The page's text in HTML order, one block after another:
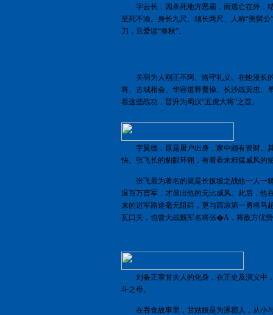
字云长，因杀死地方恶霸，而逃亡在外，
至死不渝。身长九尺、须长两尺、人称“美髯
刀，且爱读“春秋”。
关羽为人刚正不阿、恪守礼义。在他漫长
将、古城相会、华容道释曹操、长沙战黄忠、
着这些战功，晋升为蜀汉“五虎大将”之首。
字翼德，原是屠户出身，家中颇有资财。
快。张飞长的豹眼环翎，有着看来粗猛威风的
张飞最为著名的就是长扳坡之战他一人一
退百万曹军，才显出他的无比威风。此后，他
来的进军路途毫无阻碍，更与西凉第一勇将马
瓦口关，也曾大战魏军名将张�A，将敌方优
刘备正室甘夫人的化身，在正史及演义中
斗之母。
在吞食故事里，甘姑娘是为涿郡人，从小